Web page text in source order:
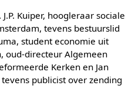
Kuiper, hoogleraar sociale
tevens bestuurslid
student economie uit
oud-directeur Algemeen
Kerken en Jan
publicist over zending